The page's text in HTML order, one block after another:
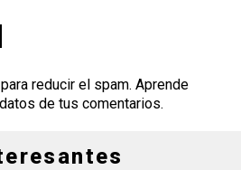
reducir el spam. Aprende
de tus comentarios.